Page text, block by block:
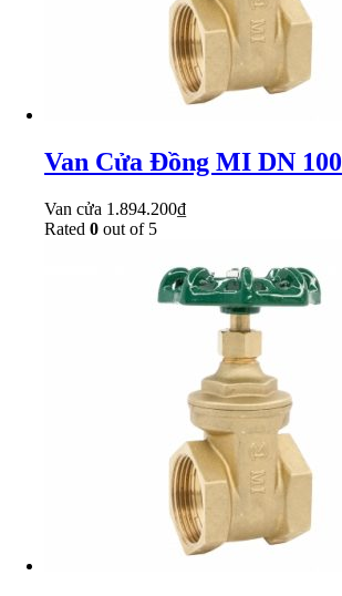
Van Cửa Đồng MI DN 100
Van cửa 1.894.200₫
Rated 0 out of 5